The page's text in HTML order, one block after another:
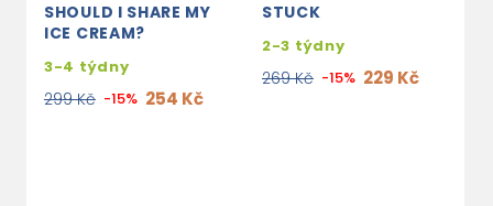
SHOULD I SHARE MY
ICE CREAM?
3-4 týdny
299 Kč -15% 254 Kč
STUCK
2-3 týdny
269 Kč -15% 229 Kč